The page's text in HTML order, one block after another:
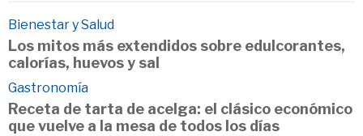
Bienestar y Salud
Los mitos más extendidos sobre edulcorantes,
calorías, huevos y sal
Gastronomía
Receta de tarta de acelga: el clásico económico
que vuelve a la mesa de todos los días